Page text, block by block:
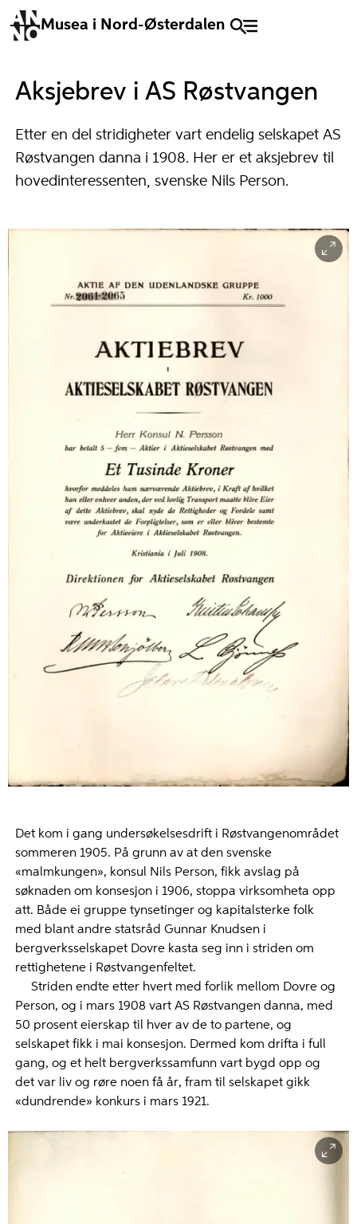
Musea i Nord-Østerdalen
Aksjebrev i AS Røstvangen
Etter en del stridigheter vart endelig selskapet AS
Røstvangen danna i 1908. Her er et aksjebrev til
hovedinteressenten, svenske Nils Person.
Det kom i gang undersøkelsesdrift i Røstvangenområdet
sommeren 1905. På grunn av at den svenske
«malmkungen», konsul Nils Person, fikk avslag på
søknaden om konsesjon i 1906, stoppa virksomheta opp
att. Både ei gruppe tynsetinger og kapitalsterke folk
med blant andre statsråd Gunnar Knudsen i
bergverksselskapet Dovre kasta seg inn i striden om
rettighetene i Røstvangenfeltet.
Striden endte etter hvert med forlik mellom Dovre og
Person, og i mars 1908 vart AS Røstvangen danna, med
50 prosent eierskap til hver av de to partene, og
selskapet fikk i mai konsesjon. Dermed kom drifta i full
gang, og et helt bergverkssamfunn vart bygd opp og
det var liv og røre noen få år, fram til selskapet gikk
«dundrende» konkurs i mars 1921.